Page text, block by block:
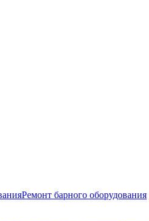
Ремонт барного оборудования